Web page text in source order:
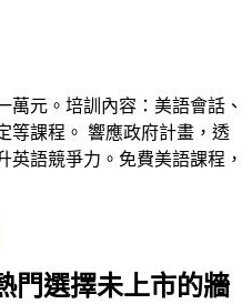
萬元。培訓內容：美語會話、
等課程。 響應政府計畫，透
英語競爭力。免費美語課程，
門選擇未上市的牆